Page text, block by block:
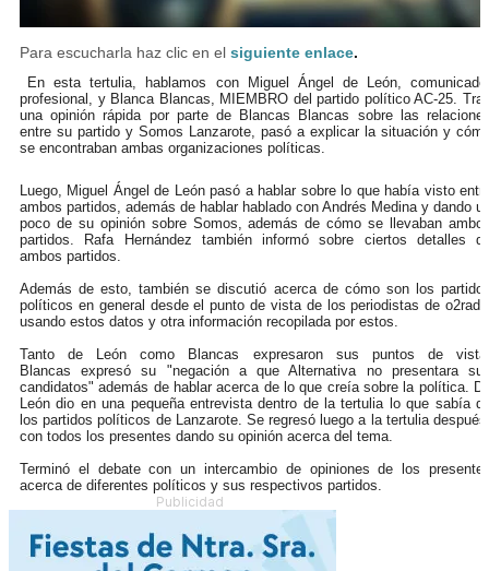
Para escucharla haz clic en el siguiente enlace.
En esta tertulia, hablamos con Miguel Ángel de León,
profesional, y Blanca Blancas, MIEMBRO del partido político AC-25.
una opinión rápida por parte de Blancas Blancas sobre las
entre su partido y Somos Lanzarote, pasó a explicar la situación y
se encontraban ambas organizaciones políticas.
Luego, Miguel Ángel de León pasó a hablar sobre lo que había visto
ambos partidos, además de hablar hablado con Andrés Medina y dando
poco de su opinión sobre Somos, además de cómo se llevaban
partidos. Rafa Hernández también informó sobre ciertos detalles
ambos partidos.
Además de esto, también se discutió acerca de cómo son los
políticos en general desde el punto de vista de los periodistas de
usando estos datos y otra información recopilada por estos.
Tanto de León como Blancas expresaron sus puntos de
Blancas expresó su "negación a que Alternativa no presentara
candidatos" además de hablar acerca de lo que creía sobre la política.
León dio en una pequeña entrevista dentro de la tertulia lo que sabía
los partidos políticos de Lanzarote. Se regresó luego a la tertulia
con todos los presentes dando su opinión acerca del tema.
Terminó el debate con un intercambio de opiniones de los
acerca de diferentes políticos y sus respectivos partidos.
Publicidad